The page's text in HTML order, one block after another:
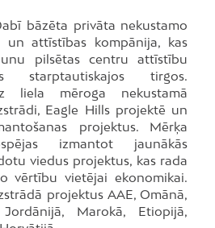
bāzēta privāta nekustamo
un attīstības kompānija, kas
pilsētas centru attīstību
starptautiskajos tirgos.
liela mēroga nekustamā
Eagle Hills projektē un
projektus. Mērķa
izmantot jaunākās
viedus projektus, kas rada
vērtību vietējai ekonomikai.
projektus AAE, Omānā,
Marokā, Etiopijā,